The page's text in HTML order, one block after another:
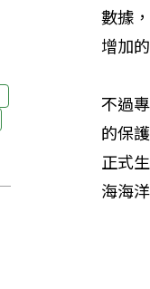
數據
增加
不過
的保
正式
海海